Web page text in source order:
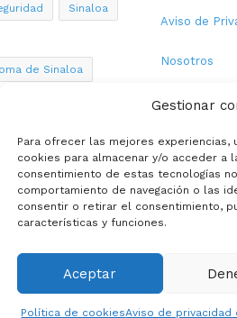
Gestionar
Para ofrecer las mejores experiencias,
cookies para almacenar y/o acceder a
consentimiento de estas tecnologías
comportamiento de navegación o las
consentir o retirar el consentimiento,
características y funciones.
Aceptar
Política de cookiesAviso de privacidad
Sinaloa
de Sinaloa
Aviso de
Nosotros
Términos y
Política de
Contacto
Especiales
La opinion de: